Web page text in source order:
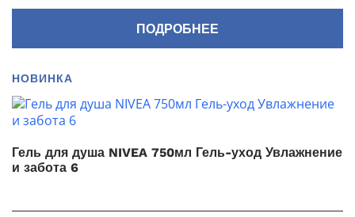
ПОДРОБНЕЕ
НОВИНКА
Гель для душа NIVEA 750мл Гель-уход Увлажнение
и забота 6